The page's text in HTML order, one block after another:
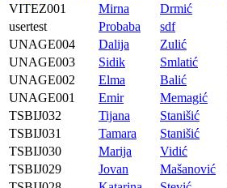
VITEZ001
Mirna Drmić
usertest
Probaba sdf
UNAGE004
Dalija Zulić
UNAGE003
Sidik Smlatić
UNAGE002
Elma Balić
UNAGE001
Emir Memagić
TSBIJ032
Tijana Stanišić
TSBIJ031
Tamara Stanišić
TSBIJ030
Marija Vidić
TSBIJ029
Jovan Mašanović